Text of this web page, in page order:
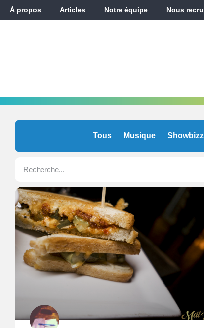
À propos Articles Notre équipe Nous
Tous Musique Showbizz